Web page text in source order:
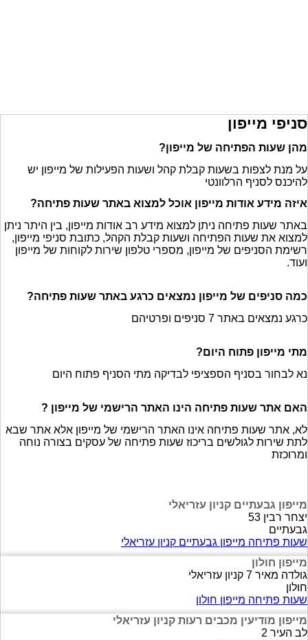
סניפי מייפון
מהן שעות הפתיחה של מייפון?
על מנת לצפות בשעות קבלת קהל ושעות הפעילות של מייפון יש
להיכנס לסניף הרלוונטי
איזה מידע אודות מייפון אוכל למצוא באתר שעות פתיחה?
באתר שעות פתיחה ניתן למצוא מידע רב אודות מייפון, בין היתר ניתן
למצוא את שעות הפתיחה ושעות קבלת הקהל, כתובת סניפי מייפון,
רשימת הסניפים של מייפון, מספרי טלפון שירות לקוחות של מייפון
ועוד.
כמה סניפים של מייפון נמצאים כרגע באתר שעות פתיחה?
כרגע נמצאים באתר 7 סניפים ופרטיהם
מתי מייפון פתוח היום?
נא לבחור בסניף הספציפי לבדיקה מתי הסניף פתוח היום
האם אתר שעות פתיחה הינו האתר הרישמי של מייפון ?
לא, אתר שעות פתיחה אינו האתר הרישמי של מייפון אלא אתר שבא
לתת שירות לגולשים בריכוז שעות פתיחה של עסקים בצורה נוחה
ומרוכזת
מייפון גבעתיים קניון עזריאלי
יצחר רבין 53
גבעתיים
שעות פתיחה מייפון גבעתיים קניון עזריאלי
מייפון חולון
גולדה מאיר 7 קניון עזריאלי
חולון
שעות פתיחה מייפון חולון
מייפון מודיעין מכבים רעות קניון עזריאלי
לב העיר 2